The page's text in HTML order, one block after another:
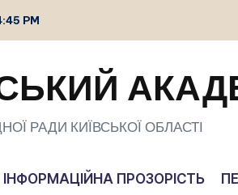
PM
РАДИ КИЇВСЬКОЇ ОБЛАСТІ
ІНФОРМАЦІЙНА ПРОЗОРІСТЬ